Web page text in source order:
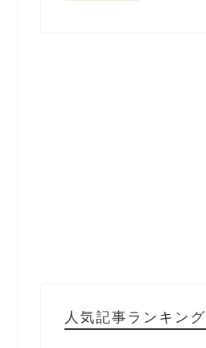
人気記事ランキング